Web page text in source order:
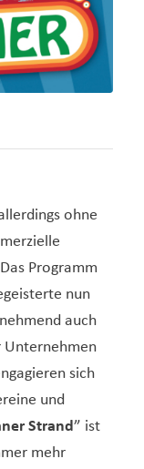
ohne
Programm
nun
auch
Unternehmen
sich
und
Strand” ist
mehr